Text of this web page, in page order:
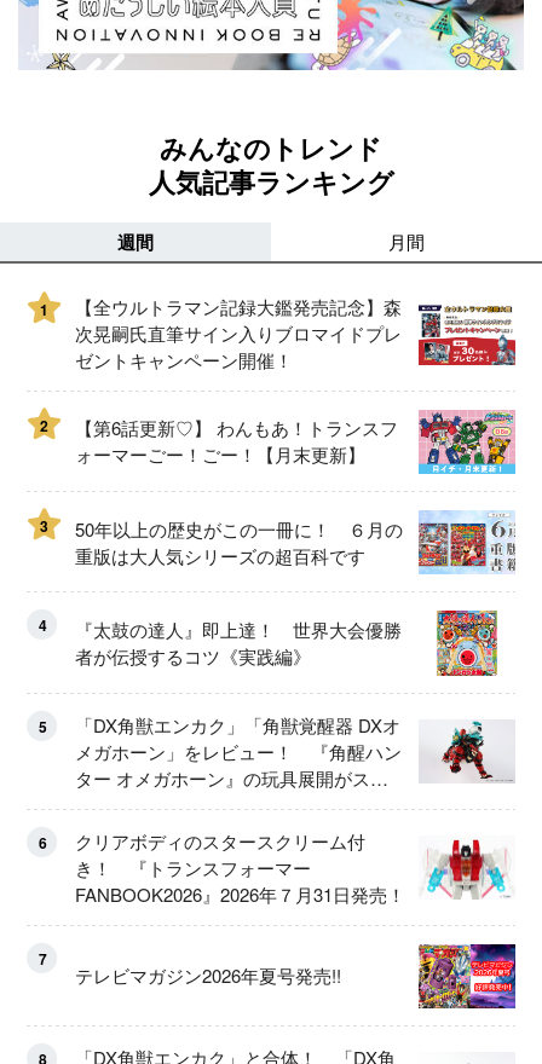
みんなのトレンド
人気記事ランキング
週間 月間
1
【全ウルトラマン記録大鑑発売記念】森
次晃嗣氏直筆サイン入りブロマイドプレ
ゼントキャンペーン開催！
2
【第6話更新♡】 わんもあ！トランスフ
ォーマーごー！ごー！【月末更新】
3
50年以上の歴史がこの一冊に！ ６月の
重版は大人気シリーズの超百科です
4
『太鼓の達人』即上達！ 世界大会優勝
者が伝授するコツ《実践編》
5
「DX角獣エンカク」「角獣覚醒器 DXオ
メガホーン」をレビュー！ 『角醒ハン
ター オメガホーン』の玩具展開がスタ
ート！
6
クリアボディのスタースクリーム付
き！ 『トランスフォーマー
FANBOOK2026』2026年７月31日発売！
7
テレビマガジン2026年夏号発売!!
8 「DX角獣エンカク」と合体！ 「DX角